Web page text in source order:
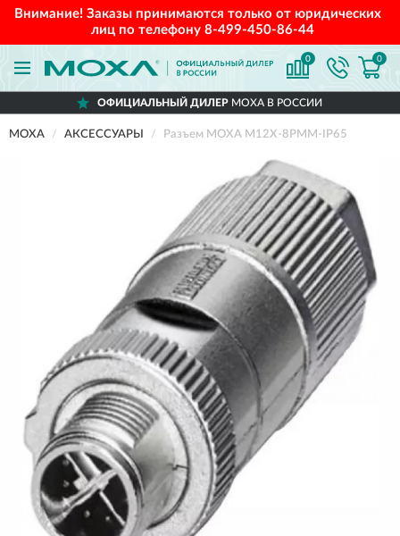
Внимание! Заказы принимаются только от юридических
лиц по телефону 8-499-450-86-44
0 0
ОФИЦИАЛЬНЫЙ ДИЛЕРMOXA В РОССИИ
MOXA АКСЕССУАРЫ Разъем MOXA M12X-8PMM-IP65